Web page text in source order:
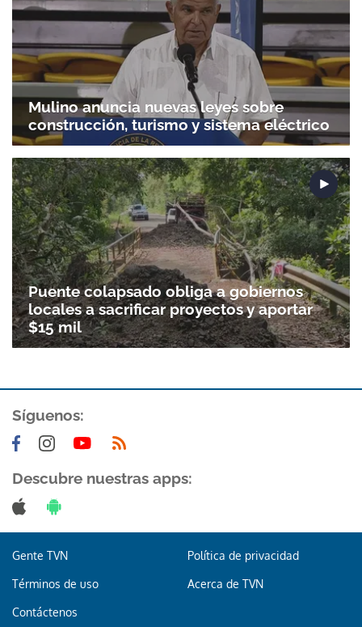
Mulino anuncia nuevas leyes sobre
construcción, turismo y sistema eléctrico
Puente colapsado obliga a gobiernos
locales a sacrificar proyectos y aportar
$15 mil
Síguenos:
Descubre nuestras apps:
Gente TVN Política de privacidad
Términos de uso Acerca de TVN
Contáctenos